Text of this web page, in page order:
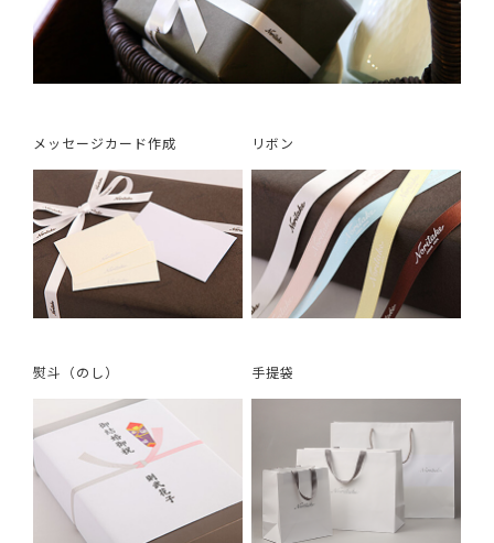
メッセージカード作成 リボン
熨斗（のし） 手提袋